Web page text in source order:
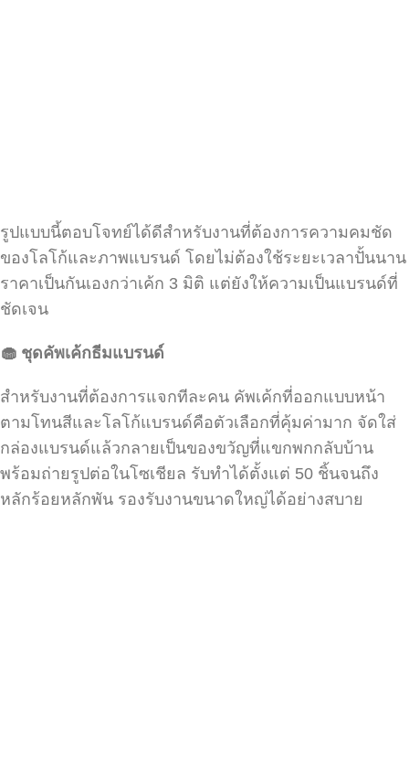
รูปแบบนี้ตอบโจทย์ได้ดีสำหรับงานที่ต้องการความคมชัด
ของโลโก้และภาพแบรนด์ โดยไม่ต้องใช้ระยะเวลาปั้นนาน
ราคาเป็นกันเองกว่าเค้ก 3 มิติ แต่ยังให้ความเป็นแบรนด์ที่
ชัดเจน
🧁 ชุดคัพเค้กธีมแบรนด์
สำหรับงานที่ต้องการแจกทีละคน คัพเค้กที่ออกแบบหน้า
ตามโทนสีและโลโก้แบรนด์คือตัวเลือกที่คุ้มค่ามาก จัดใส่
กล่องแบรนด์แล้วกลายเป็นของขวัญที่แขกพกกลับบ้าน
พร้อมถ่ายรูปต่อในโซเชียล รับทำได้ตั้งแต่ 50 ชิ้นจนถึง
หลักร้อยหลักพัน รองรับงานขนาดใหญ่ได้อย่างสบาย